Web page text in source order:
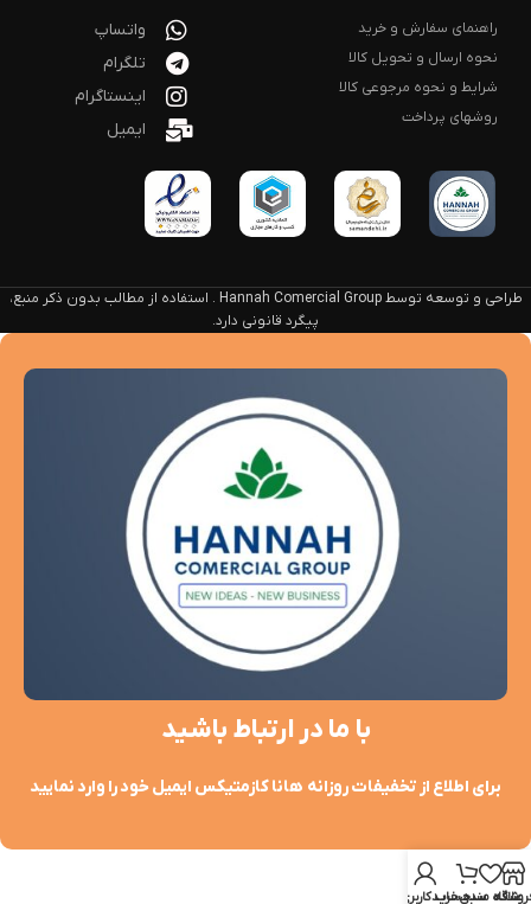
راهنمای سفارش و خرید
نحوه ارسال و تحویل کالا
شرایط و نحوه مرجوعی کالا
روشهای پرداخت
واتساپ
تلگرام
اینستاگرام
ایمیل
طراحی و توسعه توسط Hannah Comercial Group . استفاده از مطالب بدون ذکر منبع،
پیگرد قانونی دارد.
با ما در ارتباط باشید
برای اطلاع از تخفیفات روزانه هانا کازمتیکس ایمیل خود را وارد نمایید
علاقه مندیسبد خرید
حساب کاربری من